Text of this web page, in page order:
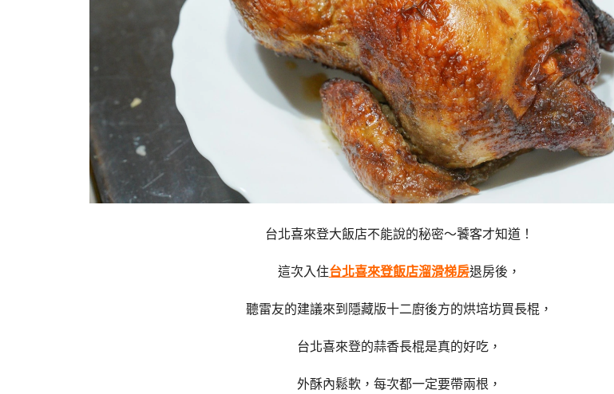
台北喜來登大飯店不能說的秘密～饕客才知道！
這次入住台北喜來登飯店溜滑梯房退房後，
聽雷友的建議來到隱藏版十二廚後方的烘培坊買長棍，
台北喜來登的蒜香長棍是真的好吃，
外酥內鬆軟，每次都一定要帶兩根，